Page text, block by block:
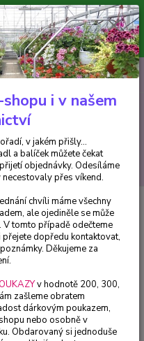
z e-shopu je 300 Kč.
opadl a balíček můžete čekat
objednávky. Objednávky
jakém přišly...
Hledat
0ks
za0 Kč
Motýlí keř, Letní šeřík trpasličí,
Motýlí keř,
modrý - cena
i v našem
v jakém přišly...
a balíček můžete čekat
objednávky. Odesíláme
přes víkend.
chvíli máme všechny
ale ojediněle se může
V tomto případě odečteme
dopředu kontaktovat,
Děkujeme za
v hodnotě 200, 300,
zašleme obratem
dárkovým poukazem,
nebo osobně v
Obdarovaný si jednoduše